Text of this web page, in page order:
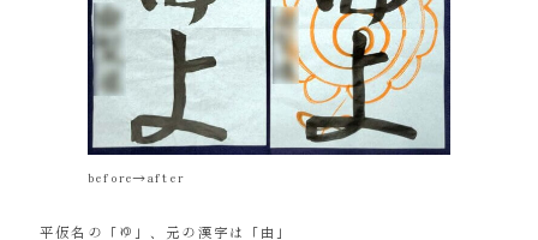
before→after
平仮名の「ゆ」、元の漢字は「由」